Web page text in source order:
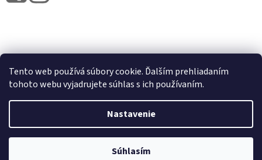
Tento web používá súbory cookie. Ďalším prehliadaním
tohoto webu vyjadrujete súhlas s ich používaním.
Nastavenie
Súhlasím
Copyright 2026HABALA, s.r.o.. Všetky práva vyhradené.Upraviť
nastavenie cookies